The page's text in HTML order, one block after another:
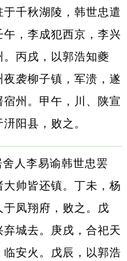
千秋湖陵，韩世忠遣
，李成犯西京，李兴
丙戌，以郭浩知夔
袭柳子镇，军溃，遂
州。甲午，川、陕宣
阳县，败之。
人李易谕韩世忠罢
帅皆还镇。丁未，杨
凤翔府，败之。戊
城去。庚戌，合祀天
安火。戊辰，以郭浩